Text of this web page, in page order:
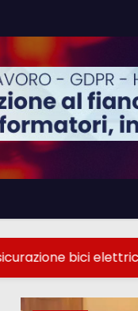
quando la